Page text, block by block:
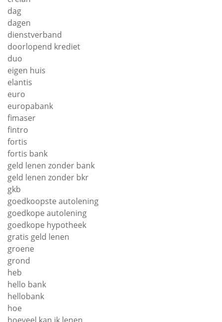
dag
dagen
dienstverband
doorlopend krediet
duo
eigen huis
elantis
euro
europabank
fimaser
fintro
fortis
fortis bank
geld lenen zonder bank
geld lenen zonder bkr
gkb
goedkoopste autolening
goedkope autolening
goedkope hypotheek
gratis geld lenen
groene
grond
heb
hello bank
hellobank
hoe